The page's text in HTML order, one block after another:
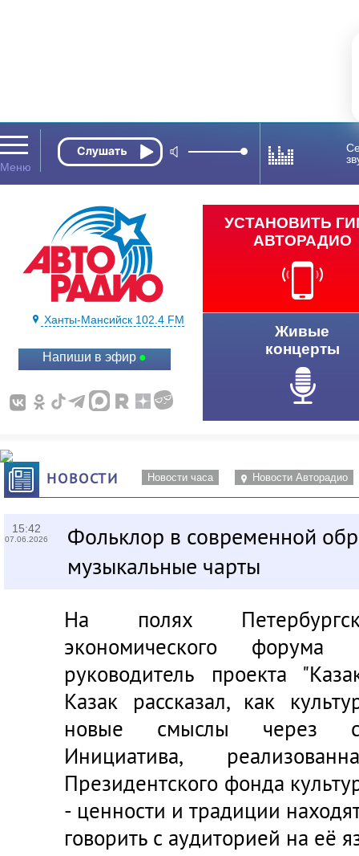
Ханты-Мансийск 102.4 FM
Напиши в эфир
УСТАНОВИТЬ
АВТОРАДИО
Живые
концерты
НОВОСТИ Новости часа Новости Авторадио
15:42
07.06.2026
Фольклор в современной
музыкальные чарты
На полях
экономического
руководитель проекта
Казак рассказал, как
новые смыслы через
Инициатива,
Президентского фонда
- ценности и традиции
говорить с аудиторией на её